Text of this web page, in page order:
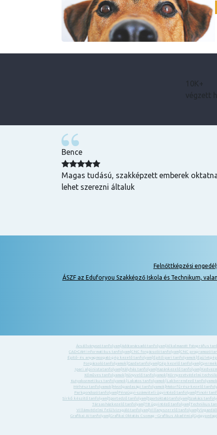
10K+
végzett
Bence
Magas tudású, szakképzett emberek
lehet szerezni általuk
Felnőttképzési
ÁSZF az Eduforyou Szakképző Iskola és Technikum,
Ácsállványozó tanfolyam| Adótanácsadó tanfolyam| Alkalmazott fotográfus
CAD-CAM informatikus tanfolyam CNC forgácsoló tanfolyam CNC programozó
Építő- és anyagmozgató gép kezelő tanfolyam Építőipari tanfolyamok
Forgácsoló tanfolyamok Gazda tanfolyam Gép kezelő tanfolyam
Ipari alpinista tanfolyam| Kályhás tanfolyam| Kazánkezelő tanfolyam|
Kőműves tanfolyamok Könyvelő tanfolyamok Környezetvédelmi
Kutyakozmetikus tanfolyamok Lakatos tanfolyamok Lakberendező tanfolyamok
Méhész tanfolyamok Mezőgazdasági tanfolyamok Motorfűrész-kezelő
Parkgondozó tanfolyam Pénzügyi-számviteli ügyintéző tanfolyam Pincér
Sírkő készítő tanfolyam Sportedző tanfolyam Sportoktató tanfolyam Szakács
Társasházkezelő tanfolyam TB ügyintéző tanfolyam Technikus
Villámvédelmi felülvizsgáló tanfolyam| Villanyszerelő tanfolyam|
Grafikai AI tanfolyam Grafikai Oktatás Csomag - Grafikus Akadémia